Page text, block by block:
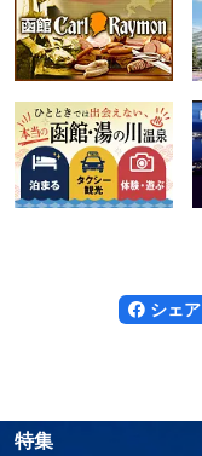
シェア
特集